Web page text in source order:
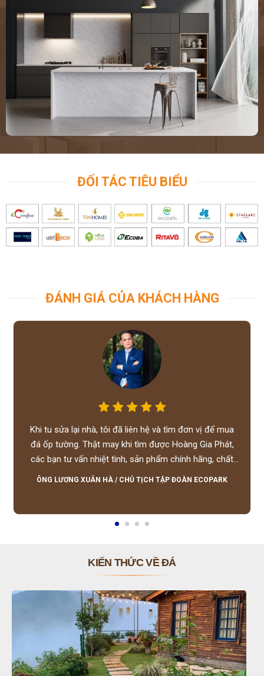
ốp lát nhà tắm, vệ sinh. Đơn vị kho đá hoàng gia phát là công ty
uy tín hàng đầu luôn mang đến những sản phẩm đá ốp lát nhà
tắm, phòng vệ sinh chuyên nghiệp, chất lượng nhất dành đến
quý khách hàng. Với tính chuyên môn và đã có nhiều năm kinh
nghiệm giúp khách hàng hoàn toàn yên tâm trong quá trình sử
dụng sản phẩm.hãy gọi cho chúng tôi0972101656 để được sản
ĐỐI TÁC TIÊU BIỂU
ĐÁNH GIÁ CỦA KHÁCH HÀNG
Khi tu sửa lại nhà, tôi đã liên hệ và tìm đơn vị để mua
đá ốp tường. Thật may khi tìm được Hoàng Gia Phát,
các bạn tư vấn nhiệt tình, sản phẩm chính hãng, chất
lượng tốt, giá hợp lý, hỗ trợ tận tình.
ÔNG LƯƠNG XUÂN HÀ / CHỦ TỊCH TẬP ĐOÀN ECOPARK
KIẾN THỨC VỀ ĐÁ